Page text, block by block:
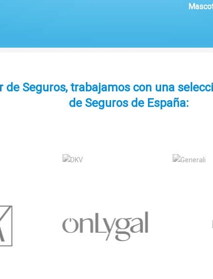
de Seguros, trabajamos con una
de Seguros de España: